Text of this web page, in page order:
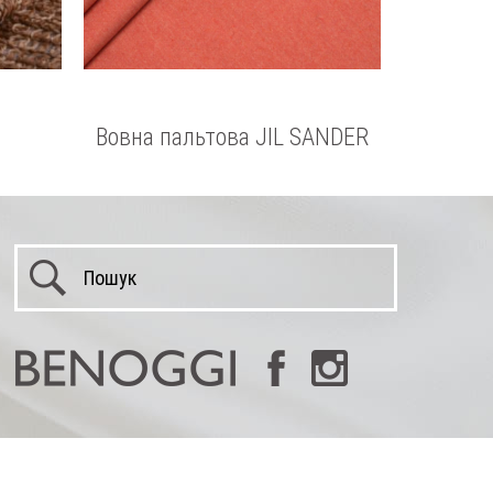
Вовна пальтова JIL SANDER